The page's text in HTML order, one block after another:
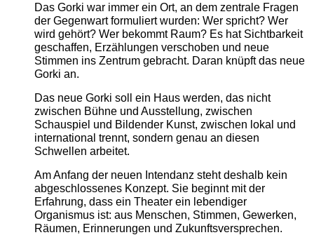
Das Gorki war immer ein Ort, an dem zentrale Fragen
der Gegenwart formuliert wurden: Wer spricht? Wer
wird gehört? Wer bekommt Raum? Es hat Sichtbarkeit
geschaffen, Erzählungen verschoben und neue
Stimmen ins Zentrum gebracht. Daran knüpft das neue
Gorki an.
Das neue Gorki soll ein Haus werden, das nicht
zwischen Bühne und Ausstellung, zwischen
Schauspiel und Bildender Kunst, zwischen lokal und
international trennt, sondern genau an diesen
Schwellen arbeitet.
Am Anfang der neuen Intendanz steht deshalb kein
abgeschlossenes Konzept. Sie beginnt mit der
Erfahrung, dass ein Theater ein lebendiger
Organismus ist: aus Menschen, Stimmen, Gewerken,
Räumen, Erinnerungen und Zukunftsversprechen.